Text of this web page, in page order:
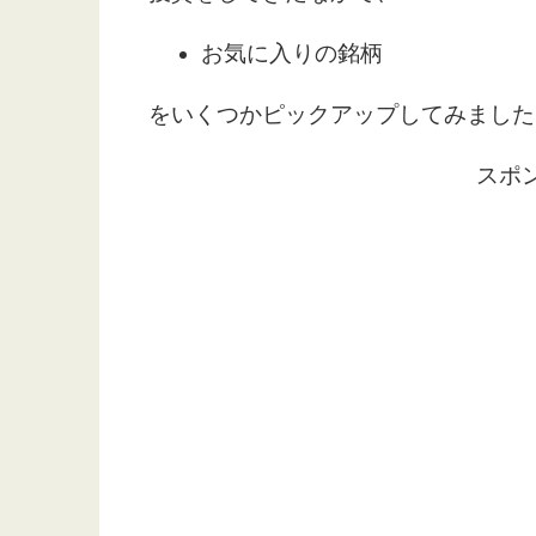
お気に入りの銘柄
をいくつかピックアップしてみました
スポ